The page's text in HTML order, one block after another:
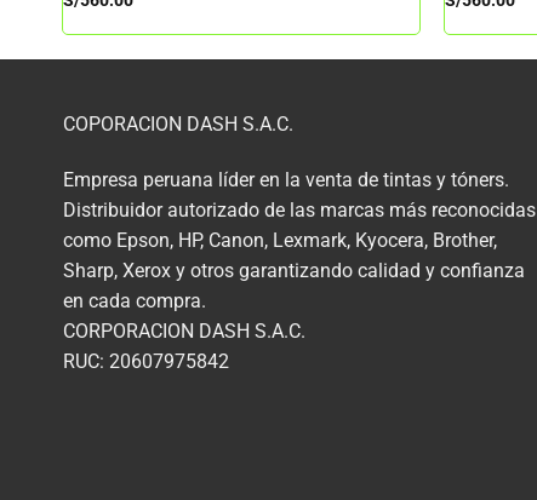
COPORACION DASH S.A.C.
Empresa peruana líder en la venta de tintas y tóners.
Distribuidor autorizado de las marcas más reconocidas
como Epson, HP, Canon, Lexmark, Kyocera, Brother,
Sharp, Xerox y otros garantizando calidad y confianza
en cada compra.
CORPORACION DASH S.A.C.
RUC: 20607975842